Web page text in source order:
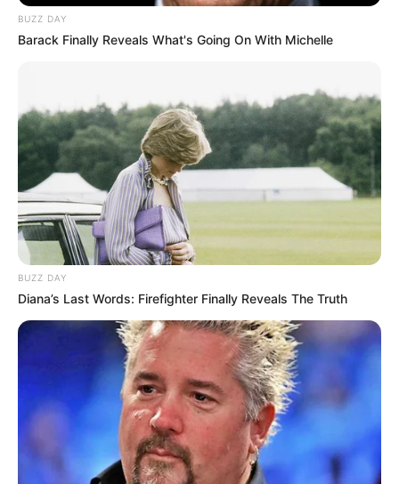
programa bandera de la capital y aspira a marcar un hito
global al intentar romper un Récord Guinness.
Será un día para movilizar a laciudad en torno a la
bicicleta, la actividad física y el disfrute del espacio
público.
¿Cuándo será la Ciclovía Nocturna de
Verano 2025?
7:00 a. m. hasta las 11:59 p. m., en unafecha
emblemática para la historia del país.
A diferencia de años anteriores, cuando laCiclovía
Nocturna se hacía el 6 de agosto
, esta vez se trasladó al
día festivo para evitar congestiones en jornada laboral y
convertir el día de laBatalla de Boyacá en una
celebración ciudadana en las calles.
BUZZ DAY
Barack Finally Reveals What's Going On With Michelle
BUZZ DAY
Diana’s Last Words: Firefighter Finally Reveals The Truth